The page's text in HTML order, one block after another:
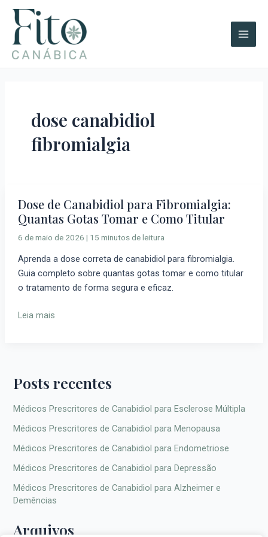
para
conteúdo
dose canabidiol
fibromialgia
Dose de Canabidiol para Fibromialgia:
Quantas Gotas Tomar e Como Titular
6 de maio de 2026 | 15 minutos de leitura
Aprenda a dose correta de canabidiol para fibromialgia.
Guia completo sobre quantas gotas tomar e como titular
o tratamento de forma segura e eficaz.
Dose
de
Canabidiol
Fibromialgia:
Quantas
Gotas
e
Leia mais
Posts recentes
Médicos Prescritores de Canabidiol para Esclerose Múltipla
Médicos Prescritores de Canabidiol para Menopausa
Médicos Prescritores de Canabidiol para Endometriose
Médicos Prescritores de Canabidiol para Depressão
Médicos Prescritores de Canabidiol para Alzheimer e
Demências
Arquivos
A
r
q
u